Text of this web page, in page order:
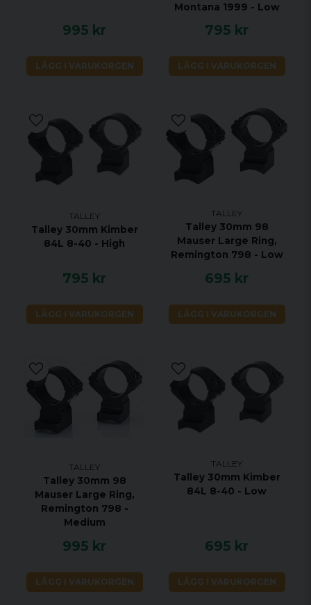
995 kr
LÄGG I VARUKORGEN
Montana 1999 - Low
795 kr
LÄGG I VARUKORGEN
TALLEY
Talley 30mm Kimber
84L 8-40 - High
795 kr
LÄGG I VARUKORGEN
TALLEY
Talley 30mm 98
Mauser Large Ring,
Remington 798 - Low
695 kr
LÄGG I VARUKORGEN
TALLEY
Talley 30mm 98
Mauser Large Ring,
Remington 798 -
Medium
995 kr
LÄGG I VARUKORGEN
TALLEY
Talley 30mm Kimber
84L 8-40 - Low
695 kr
LÄGG I VARUKORGEN